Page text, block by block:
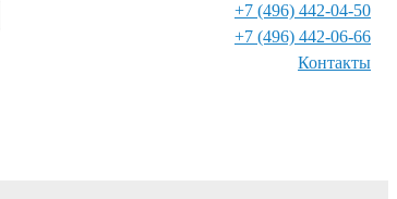
+7 (496) 442-04-50
+7 (496) 442-06-66
Контакты⁠